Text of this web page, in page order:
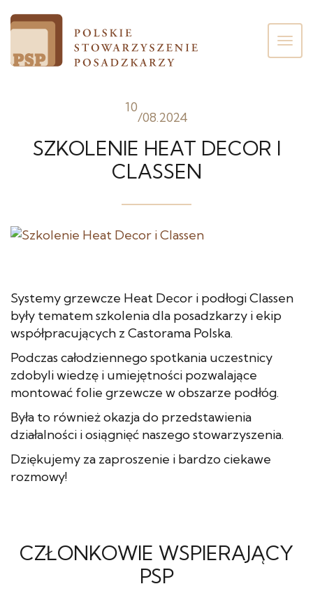
10
/08.2024
SZKOLENIE HEAT DECOR I
CLASSEN
Systemy grzewcze Heat Decor i podłogi Classen
były tematem szkolenia dla posadzkarzy i ekip
współpracujących z Castorama Polska.
Podczas całodziennego spotkania uczestnicy
zdobyli wiedzę i umiejętności pozwalające
montować folie grzewcze w obszarze podłóg.
Była to również okazja do przedstawienia
działalności i osiągnięć naszego stowarzyszenia.
Dziękujemy za zaproszenie i bardzo ciekawe
rozmowy!
CZŁONKOWIE WSPIERAJĄCY
PSP